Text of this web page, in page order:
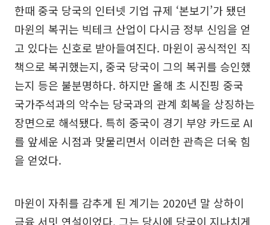
한때 중국 당국의 인터넷 기업 규제 ‘본보기’가 됐던
마윈의 복귀는 빅테크 산업이 다시금 정부 신임을 얻
고 있다는 신호로 받아들여진다. 마윈이 공식적인 직
책으로 복귀했는지, 중국 당국이 그의 복귀를 승인했
는지 등은 불분명하다. 하지만 올해 초 시진핑 중국
국가주석과의 악수는 당국과의 관계 회복을 상징하는
장면으로 해석됐다. 특히 중국이 경기 부양 카드로 AI
를 앞세운 시점과 맞물리면서 이러한 관측은 더욱 힘
을 얻었다.
마윈이 자취를 감추게 된 계기는 2020년 말 상하이
금융 서밋 연설이었다. 그는 당시에 당국이 지나치게